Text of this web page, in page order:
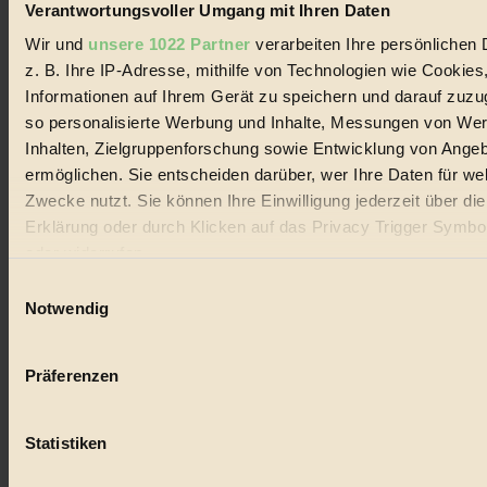
Verantwortungsvoller Umgang mit Ihren Daten
Wir und unsere 1022 Partner verarbeiten Ihre persönlichen
z. B. Ihre IP-Adresse, mithilfe von Technologien wie
Informationen auf Ihrem Gerät zu speichern und darauf
so personalisierte Werbung und Inhalte, Messungen von
Inhalten, Zielgruppenforschung sowie Entwicklung von
ermöglichen. Sie entscheiden darüber, wer Ihre Daten für
Zwecke nutzt. Sie können Ihre Einwilligung jederzeit über
Erklärung oder durch Klicken auf das Privacy Trigger
Wenn Sie es erlauben, würden wir auch gerne:
Ihr Gerät durch aktives Scannen nach bestimmten
Erfahren Sie mehr darüber, wie Ihre persönlichen Daten
Notwendig
Präferenzen
Statistiken
Obst als Allgemeingut, öffentliche Fläche als Anbaugebiet und